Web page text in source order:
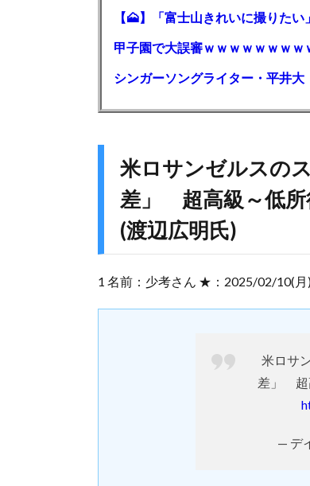
甲子園で大誤審ｗｗｗｗｗｗｗｗ
米ロサンゼルスの
差」 超高級～低
(渡辺広明氏)
1 名前：少考さん ★：2025/02/10(月
米ロサ
差」 超
— デ